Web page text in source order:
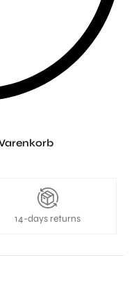
14-days returns